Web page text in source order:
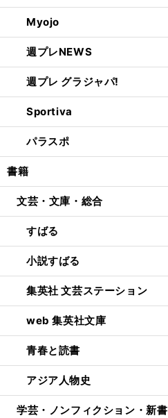
Myojo
週プレNEWS
週プレ グラジャパ!
Sportiva
パラスポ
書籍
文芸・文庫・総合
すばる
小説すばる
集英社 文芸ステーション
web 集英社文庫
青春と読書
アジア人物史
学芸・ノンフィクション・新書